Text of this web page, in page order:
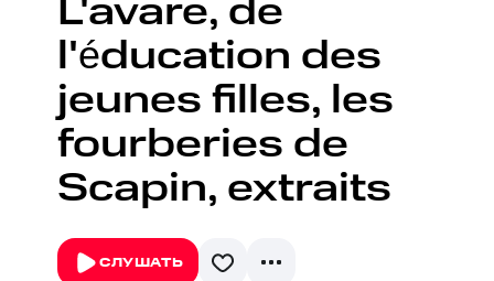
L'avare, de
l'éducation des
jeunes filles, les
fourberies de
Scapin, extraits
СЛУШАТЬ